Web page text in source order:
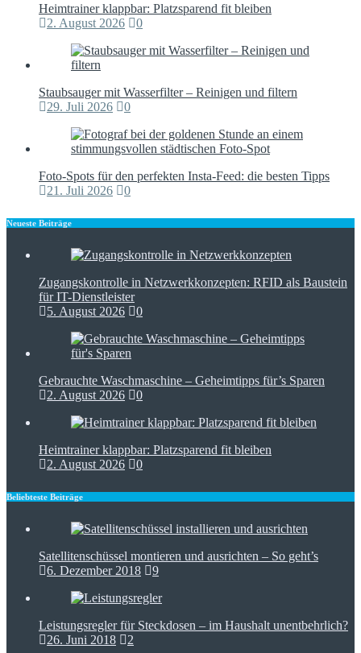
Heimtrainer klappbar: Platzsparend fit bleiben
2. August 2026
0
Staubsauger mit Wasserfilter – Reinigen und filtern
29. Juli 2026
0
Foto-Spots für den perfekten Insta-Feed: die besten Tipps
21. Juli 2026
0
Neueste Beiträge
Zugangskontrolle in Netzwerkkonzepten: RFID als Baustein
für IT-Dienstleister
5. August 2026
0
Gebrauchte Waschmaschine – Geheimtipps für’s Sparen
2. August 2026
0
Heimtrainer klappbar: Platzsparend fit bleiben
2. August 2026
0
Beliebteste Beiträge
Satellitenschüssel montieren und ausrichten – So geht’s
6. Dezember 2018
9
Leistungsregler für Steckdosen – im Haushalt unentbehrlich?
26. Juni 2018
2